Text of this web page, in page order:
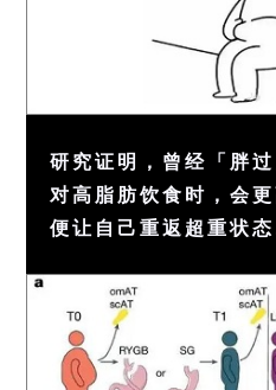
研究证明，曾经「胖
对高脂肪饮食时，会
便让自己重返超重状